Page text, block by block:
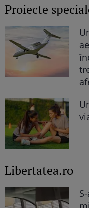
Proiecte
Libertatea.ro